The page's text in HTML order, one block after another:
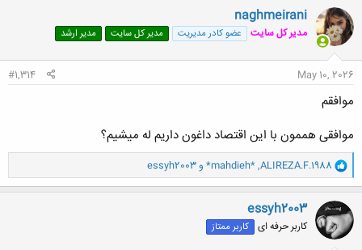
ن
ش
ه
ا
naghmeirani
مدیر کل سایت عضو کادر مدیریت مدیر کل سایت مدیر ارشد
May 10, 2026
#1,314
موافقم
موافقی هممون با این اقتصاد داغون داریم له میشیم؟
و
ا
ک
ن
ش
ه
ا
ALIREZA.F.1988
,
*mahdieh* وessyh2003
essyh2003
کاربر حرفه ای کاربر ممتاز